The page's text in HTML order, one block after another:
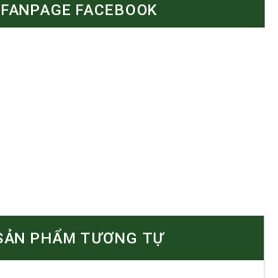
FANPAGE FACEBOOK
PHẨM TƯƠNG TỰ